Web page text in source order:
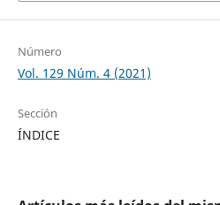
Número
Vol. 129 Núm. 4 (2021)
Sección
ÍNDICE